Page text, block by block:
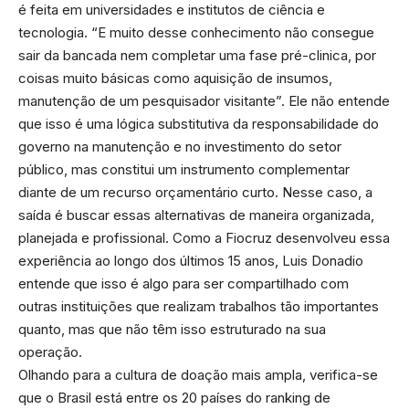
é feita em universidades e institutos de ciência e
tecnologia. “E muito desse conhecimento não consegue
sair da bancada nem completar uma fase pré-clinica, por
coisas muito básicas como aquisição de insumos,
manutenção de um pesquisador visitante”. Ele não entende
que isso é uma lógica substitutiva da responsabilidade do
governo na manutenção e no investimento do setor
público, mas constitui um instrumento complementar
diante de um recurso orçamentário curto. Nesse caso, a
saída é buscar essas alternativas de maneira organizada,
planejada e profissional. Como a Fiocruz desenvolveu essa
experiência ao longo dos últimos 15 anos, Luis Donadio
entende que isso é algo para ser compartilhado com
outras instituições que realizam trabalhos tão importantes
quanto, mas que não têm isso estruturado na sua
operação.
Olhando para a cultura de doação mais ampla, verifica-se
que o Brasil está entre os 20 países do ranking de